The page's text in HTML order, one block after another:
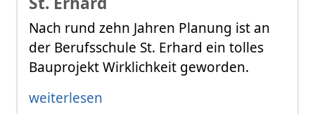
Nach rund zehn Jahren Planung ist an
der Berufsschule St. Erhard ein tolles
Bauprojekt Wirklichkeit geworden.
weiterlesen